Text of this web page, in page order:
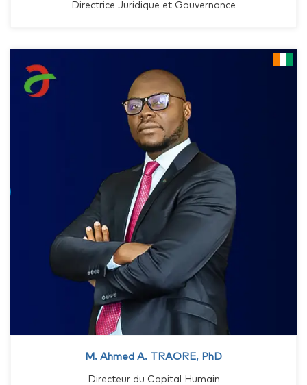
Directrice Juridique et Gouvernance
M. Ahmed A. TRAORE, PhD
Directeur du Capital Humain